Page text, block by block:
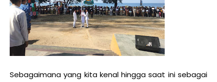
Sebagaimana yang kita kenal hingga saat ini sebagai